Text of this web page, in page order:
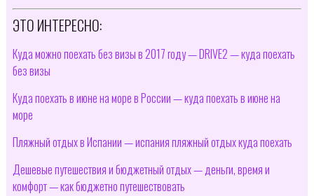
ЭТО ИНТЕРЕСНО:
Куда можно поехать без визы в 2017 году — DRIVE2 — куда поехать
без визы
Куда поехать в июне на море в России — куда поехать в июне на
море
Пляжный отдых в Испании — испания пляжный отдых куда поехать
Дешевые путешествия и бюджетный отдых — деньги, время и
комфорт — как бюджетно путешествовать